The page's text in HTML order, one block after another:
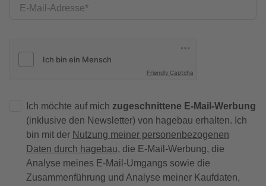
E-Mail-Adresse
Friendly Captcha
Ich möchte auf mich zugeschnittene E-Mail-Werbung
(inklusive den Newsletter) von hagebau erhalten. Ich
bin mit der Nutzung meiner personenbezogenen
Daten durch hagebau, die E-Mail-Werbung, die
Analyse meines E-Mail-Umgangs sowie die
Zusammenführung und Analyse meiner Kaufdaten,